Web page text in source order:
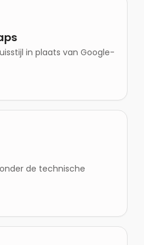
in plaats van Google-
de technische